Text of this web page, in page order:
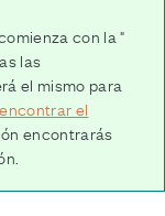
con la "
las
el mismo para
el
encontrarás